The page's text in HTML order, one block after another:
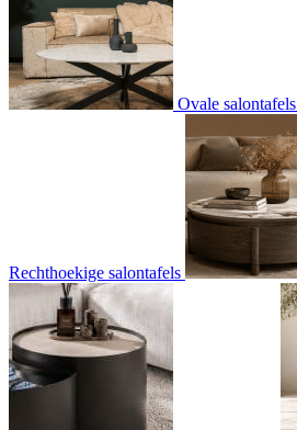
Ovale salontafels
Rechthoekige salontafels